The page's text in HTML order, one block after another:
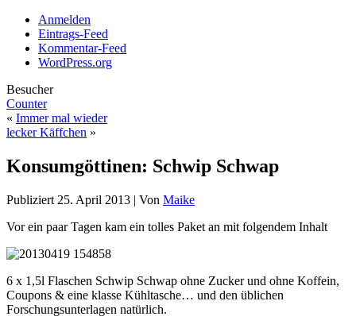
Anmelden
Eintrags-Feed
Kommentar-Feed
WordPress.org
Besucher
Counter
« Immer mal wieder
lecker Käffchen »
Konsumgöttinen: Schwip Schwap
Publiziert 25. April 2013 | Von Maike
Vor ein paar Tagen kam ein tolles Paket an mit folgendem Inhalt
6 x 1,5l Flaschen Schwip Schwap ohne Zucker und ohne Koffein,
Coupons & eine klasse Kühltasche… und den üblichen
Forschungsunterlagen natürlich.